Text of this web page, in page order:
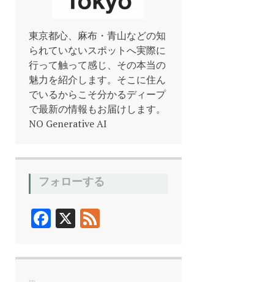
東京都心、麻布・青山などの知
られていないスポットへ実際に
行って触って感じ、その本当の
魅力を紹介します。そこに住ん
でいるからこそ分かるディープ
で最新の情報もお届けします。
NO Generative AI
フォローする
F
e
X
d